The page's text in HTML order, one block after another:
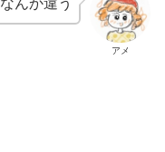
アメ
なんか違う